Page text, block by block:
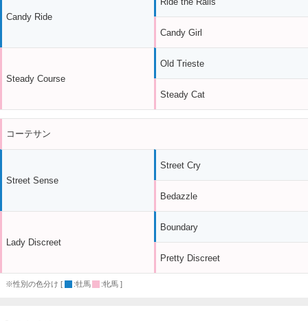
Candy Ride
Steady Course
Candy Girl
Old Trieste
Steady Cat
コーテサン
Street Sense
Lady Discreet
Street Cry
Bedazzle
Boundary
Pretty Discreet
※性別の色分け [ :牡馬 :牝馬 ]